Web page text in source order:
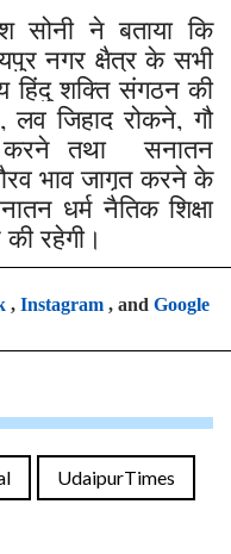
सोनी ने बताया कि
नगर क्षैत्र के सभी
हिंदु शक्ति संगठन की
जिहाद रोकने, गौ
करने तथा सनातन
भाव जागृत करने के
धर्म नैतिक शिक्षा
रहेगी।
, Instagram, and Google
UdaipurTimes